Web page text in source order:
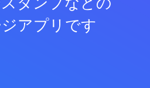
アプリです